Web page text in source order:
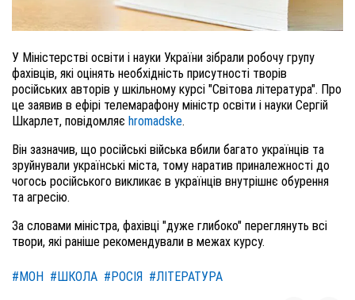
У Міністерстві освіти і науки України зібрали робочу групу
фахівців, які оцінять необхідність присутності творів
російських авторів у шкільному курсі "Світова література". Про
це заявив в ефірі телемарафону міністр освіти і науки Сергій
Шкарлет, повідомляє hromadske.
Він зазначив, що російські війська вбили багато українців та
зруйнували українські міста, тому наратив приналежності до
чогось російського викликає в українців внутрішнє обурення
та агресію.
За словами міністра, фахівці "дуже глибоко" переглянуть всі
твори, які раніше рекомендували в межах курсу.
#МОН #ШКОЛА #РОСІЯ #ЛІТЕРАТУРА